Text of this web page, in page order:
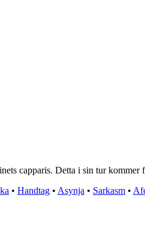
capparis. Detta i sin tur
• Handtag • Asynja • Sarkasm •